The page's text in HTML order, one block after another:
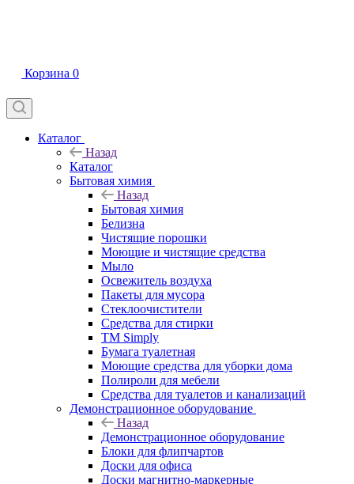
Корзина 0
Каталог
Назад
Каталог
Бытовая химия
Назад
Бытовая химия
Белизна
Чистящие порошки
Моющие и чистящие средства
Мыло
Освежитель воздуха
Пакеты для мусора
Стеклоочистители
Средства для стирки
TM Simply
Бумага туалетная
Моющие средства для уборки дома
Полироли для мебели
Средства для туалетов и канализаций
Демонстрационное оборудование
Назад
Демонстрационное оборудование
Блоки для флипчартов
Доски для офиса
Доски магнитно-маркерные